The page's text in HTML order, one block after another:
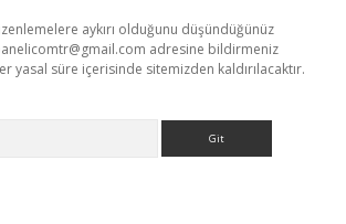
aykırı olduğunu düşündüğünüz
adresine bildirmeniz
yasal süre içerisinde sitemizden kaldırılacaktır.